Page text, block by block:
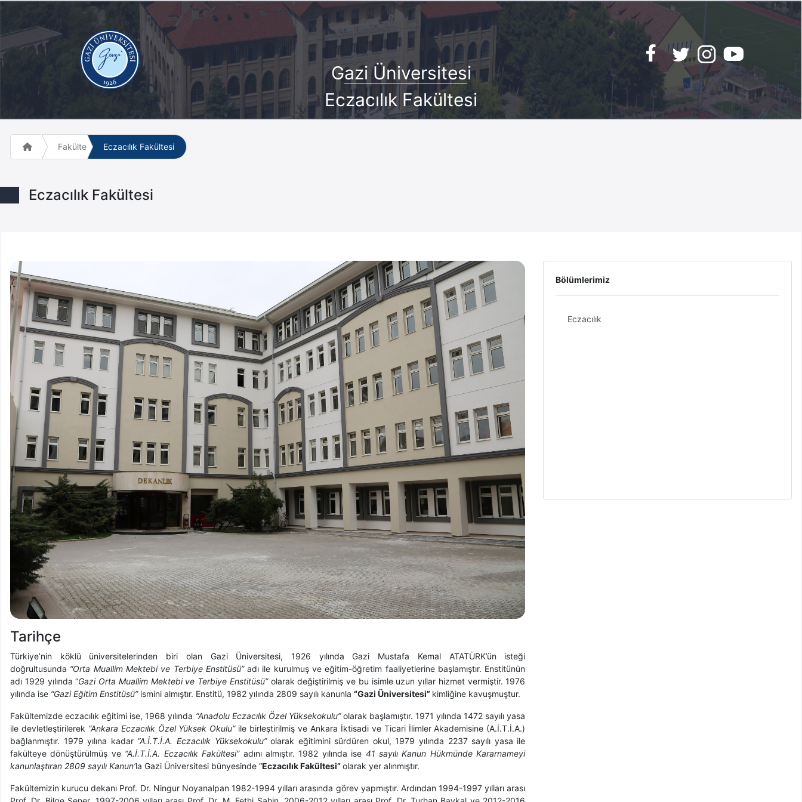
Gazi Üniversitesi
Eczacılık Fakültesi
Fakülte ve Meslek Yüksek Okulları
Eczacılık Fakültesi
Eczacılık Fakültesi
Tarihçe
Türkiye’nin köklü üniversitelerinden biri olan Gazi Üniversitesi, 1926 yılında Gazi Mustafa Kemal ATATÜRK’ün isteği
doğrultusunda “Orta Muallim Mektebi ve Terbiye Enstitüsü”adı ile kurulmuş ve eğitim-öğretim faaliyetlerine başlamıştır. Enstitünün
adı 1929 yılında “Gazi Orta Muallim Mektebi ve Terbiye Enstitüsü” olarak değiştirilmiş ve bu isimle uzun yıllar hizmet vermiştir. 1976
yılında ise “Gazi Eğitim Enstitüsü” ismini almıştır. Enstitü, 1982 yılında 2809 sayılı kanunla “Gazi Üniversitesi” kimliğine kavuşmuştur.
Fakültemizde eczacılık eğitimi ise, 1968 yılında “Anadolu Eczacılık Özel Yüksekokulu”olarak başlamıştır. 1971 yılında 1472 sayılı yasa
ile devletleştirilerek “Ankara Eczacılık Özel Yüksek Okulu” ile birleştirilmiş ve Ankara İktisadi ve Ticari İlimler Akademisine (A.İ.T.İ.A.)
bağlanmıştır. 1979 yılına kadar “A.İ.T.İ.A. Eczacılık Yüksekokulu”olarak eğitimini sürdüren okul, 1979 yılında 2237 sayılı yasa ile
fakülteye dönüştürülmüş ve “A.İ.T.İ.A. Eczacılık Fakültesi” adını almıştır. 1982 yılında ise 41 sayılı Kanun Hükmünde Kararnameyi
kanunlaştıran 2809 sayılı Kanun’la Gazi Üniversitesi bünyesinde “Eczacılık Fakültesi”olarak yer alınmıştır.
Fakültemizin kurucu dekanı Prof. Dr. Ningur Noyanalpan 1982-1994 yılları arasında görev yapmıştır. Ardından 1994-1997 yılları arası
Bölümlerimiz
Eczacılık